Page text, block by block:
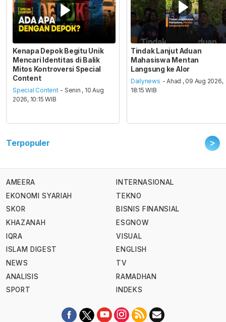
Kenapa Depok Begitu Unik
Mencari Identitas di Balik
Mitos Kontroversi Special
Content
Special Content - Senin , 10 Aug
2026, 10:15 WIB
Tindak Lanjut Aduan
Mahasiswa Mentan
Langsung ke Alor
Dailynews - Ahad , 09 Aug 2026,
18:15 WIB
Terpopuler >
AMEERA
EKONOMI SYARIAH
SKOR
KHAZANAH
IQRA
ISLAM DIGEST
NEWS
ANALISIS
SPORT
INTERNASIONAL
TEKNO
BISNIS FINANSIAL
ESGNOW
VISUAL
ENGLISH
TV
RAMADHAN
INDEKS